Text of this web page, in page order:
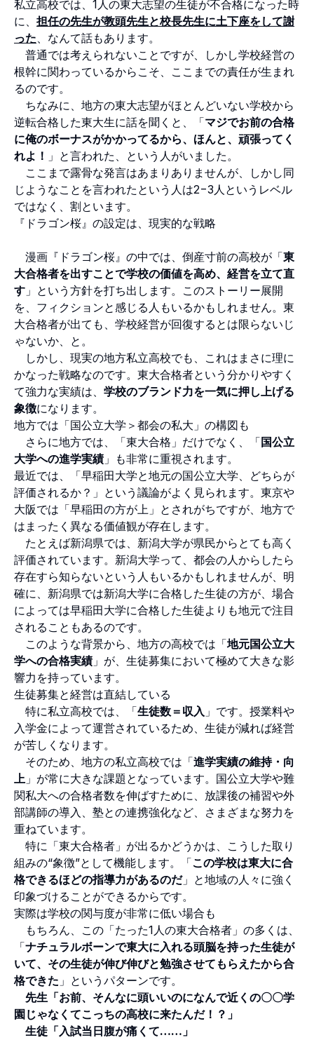
私立高校では、1人の東大志望の生徒が不合格になった時
に、 担任の先生が教頭先生と校長先生に土下座をして謝
った 、なんて話もあります。
普通では考えられないことですが、しかし学校経営の
根幹に関わっているからこそ、ここまでの責任が生まれ
るのです。
ちなみに、地方の東大志望がほとんどいない学校から
逆転合格した東大生に話を聞くと、「マジでお前の合格
に俺のボーナスがかかってるから、ほんと、頑張ってく
れよ！ 」と言われた、という人がいました。
ここまで露骨な発言はあまりありませんが、しかし同
じようなことを言われたという人は2−3人というレベル
ではなく、割といます。
『ドラゴン桜』の設定は、現実的な戦略
漫画『ドラゴン桜』の中では、倒産寸前の高校が「東
大合格者を出すことで学校の価値を高め、経営を立て直
す 」という方針を打ち出します。このストーリー展開
を、フィクションと感じる人もいるかもしれません。東
大合格者が出ても、学校経営が回復するとは限らないじ
ゃないか、と。
しかし、現実の地方私立高校でも、これはまさに理に
かなった戦略なのです。東大合格者という分かりやすく
て強力な実績は、 学校のブランド力を一気に押し上げる
象徴になります。
地方では「国公立大学＞都会の私大」の構図も
さらに地方では、「東大合格」だけでなく、「国公立
大学への進学実績 」も非常に重視されます。
最近では、「早稲田大学と地元の国公立大学、どちらが
評価されるか？」という議論がよく見られます。東京や
大阪では「早稲田の方が上」とされがちですが、地方で
はまったく異なる価値観が存在します。
たとえば新潟県では、新潟大学が県民からとても高く
評価されています。新潟大学って、都会の人からしたら
存在すら知らないという人もいるかもしれませんが、明
確に、新潟県では新潟大学に合格した生徒の方が、場合
によっては早稲田大学に合格した生徒よりも地元で注目
されることもあるのです。
このような背景から、地方の高校では「地元国公立大
学への合格実績 」が、生徒募集において極めて大きな影
響力を持っています。
生徒募集と経営は直結している
特に私立高校では、「生徒数＝収入 」です。授業料や
入学金によって運営されているため、生徒が減れば経営
が苦しくなります。
そのため、地方の私立高校では「進学実績の維持・向
上 」が常に大きな課題となっています。国公立大学や難
関私大への合格者数を伸ばすために、放課後の補習や外
部講師の導入、塾との連携強化など、さまざまな努力を
重ねています。
特に「東大合格者」が出るかどうかは、こうした取り
組みの“象徴”として機能します。「この学校は東大に合
格できるほどの指導力があるのだ」と地域の人々に強く
印象づけることができるからです。
実際は学校の関与度が非常に低い場合も
もちろん、この「たった1人の東大合格者」の多くは、
「ナチュラルボーンで東大に入れる頭脳を持った生徒が
いて、その生徒が伸び伸びと勉強させてもらえたから合
格できた 」というパターンです。
先生「お前、そんなに頭いいのになんで近くの〇〇学
園じゃなくてこっちの高校に来たんだ！？」
生徒「入試当日腹が痛くて……」